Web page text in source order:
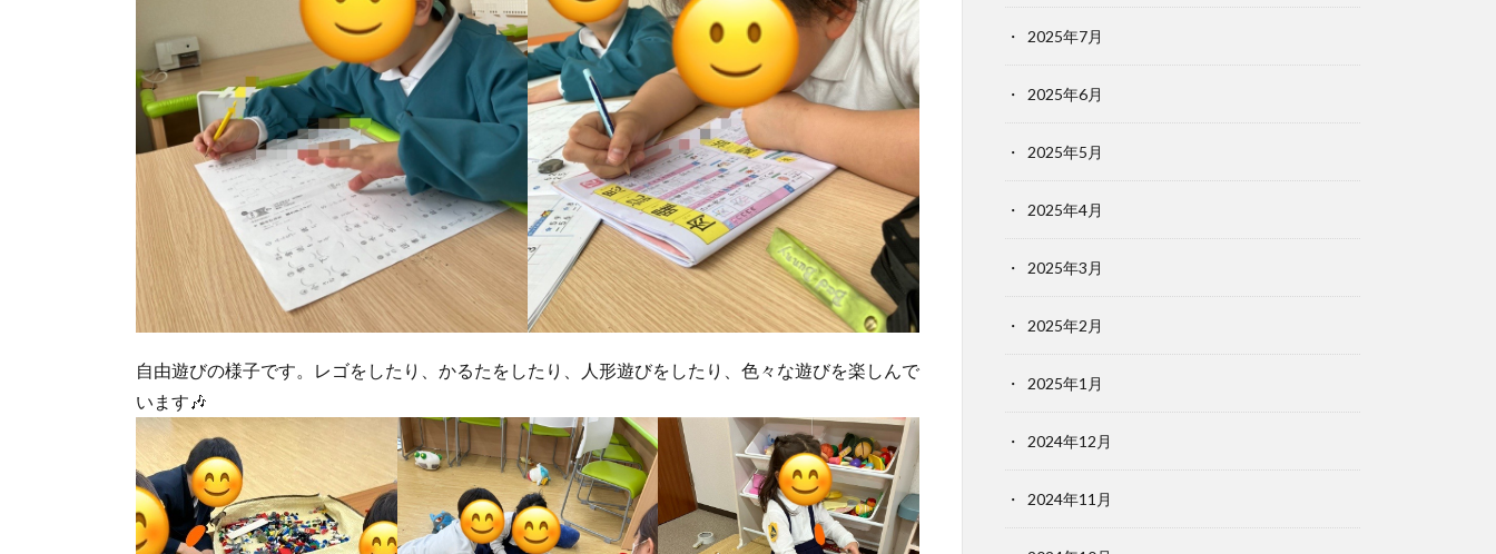
自由遊びの様子です。レゴをしたり、かるたをしたり、人形遊びをしたり、色々な遊びを楽しんで
います🎶
2025年7月
2025年6月
2025年5月
2025年4月
2025年3月
2025年2月
2025年1月
2024年12月
2024年11月